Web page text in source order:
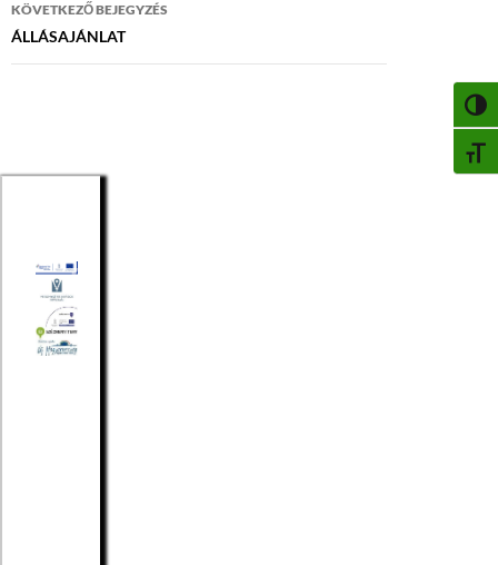
KÖVETKEZŐ BEJEGYZÉS
ÁLLÁSAJÁNLAT